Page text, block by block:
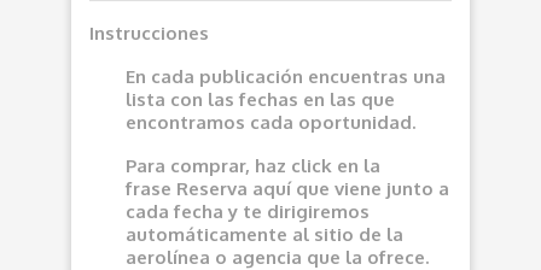
Instrucciones
En cada publicación encuentras una
lista con las fechas en las que
encontramos cada oportunidad.
Para comprar, haz click en la
frase Reserva aquí que viene junto a
cada fecha y te dirigiremos
automáticamente al sitio de la
aerolínea o agencia que la ofrece.